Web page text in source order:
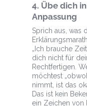
4. Übe dich
Anpassung
Sprich aus, was
„Ich brauche
dich nicht für
Rechtfertigen.
möchtest
nimmt, ist das
Das ist kein
ein Zeichen von